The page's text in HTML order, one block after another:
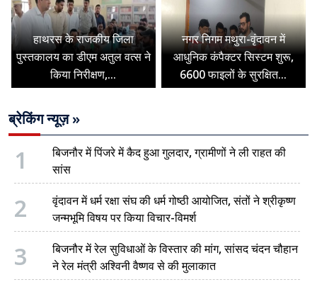
हाथरस के राजकीय जिला
पुस्तकालय का डीएम अतुल वत्स ने
किया निरीक्षण,...
नगर निगम मथुरा-वृंदावन में
आधुनिक कंपैक्टर सिस्टम शुरू,
6600 फाइलों के सुरक्षित...
ब्रेकिंग न्यूज़ »
1
बिजनौर में पिंजरे में कैद हुआ गुलदार, ग्रामीणों ने ली राहत की
सांस
2
वृंदावन में धर्म रक्षा संघ की धर्म गोष्ठी आयोजित, संतों ने श्रीकृष्ण
जन्मभूमि विषय पर किया विचार-विमर्श
3
बिजनौर में रेल सुविधाओं के विस्तार की मांग, सांसद चंदन चौहान
ने रेल मंत्री अश्विनी वैष्णव से की मुलाकात